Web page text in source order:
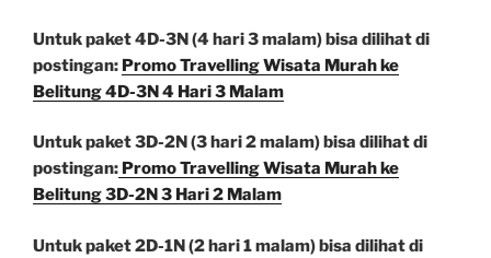
Untuk paket 4D-3N (4 hari 3 malam) bisa dilihat di
postingan: Promo Travelling Wisata Murah ke
Belitung 4D-3N 4 Hari 3 Malam
Untuk paket 3D-2N (3 hari 2 malam) bisa dilihat di
postingan: Promo Travelling Wisata Murah ke
Belitung 3D-2N 3 Hari 2 Malam
Untuk paket 2D-1N (2 hari 1 malam) bisa dilihat di